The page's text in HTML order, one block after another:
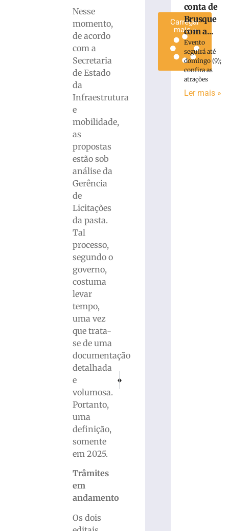
Nesse
momento,
de acordo
com a
Secretaria
de Estado
da
Infraestrutura
e
mobilidade,
as
propostas
estão sob
análise da
Gerência
de
Licitações
da pasta.
Tal
processo,
segundo o
governo,
costuma
levar
tempo,
uma vez
que trata-
se de uma
documentação
detalhada
e
volumosa.
Portanto,
uma
definição,
somente
em 2025.
Trâmites
em
andamento
Os dois
Carregar
mais »
conta de
Brusque
com a...
Evento
seguirá até
domingo (9);
confira as
atrações
Ler mais »